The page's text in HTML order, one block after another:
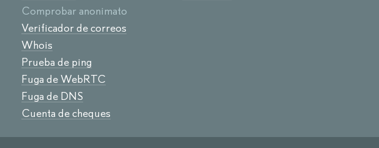
Comprobar anonimato
Verificador de correos
Whois
Prueba de ping
Fuga de WebRTC
Fuga de DNS
Cuenta de cheques